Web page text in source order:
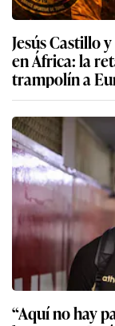
Jesús Castillo
en África: la
trampolín a
“Aquí no hay